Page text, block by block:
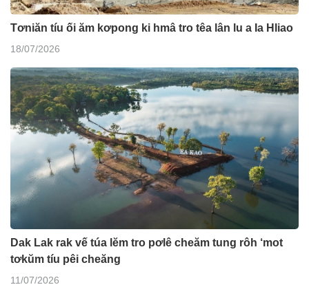
Tơniăn tíu ối ăm kơpong ki hmâ tro têa lân lu a Ia Hliao
18/07/2026
Dak Lak rak vế túa lĕm tro pơlê cheăm tung rôh ‘mot
tơkŭm tíu pêi cheăng
11/07/2026